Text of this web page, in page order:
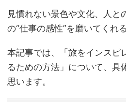
見慣れない景色や文化、人と
の“仕事の感性”を磨いてくれる
本記事では、「旅をインスピ
るための方法」について、具
思います。